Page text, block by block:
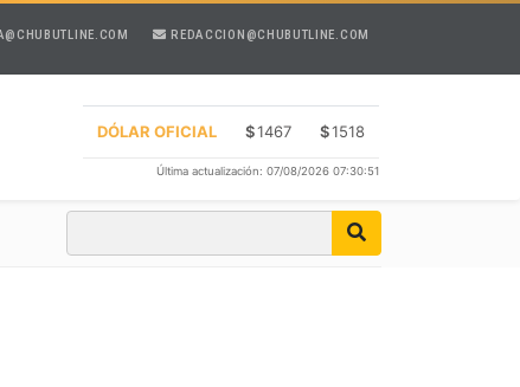
REDACCION@CHUBUTLINE.COM
DÓLAR OFICIAL $1467 $1518
Última actualización: 07/08/2026 07:30:51